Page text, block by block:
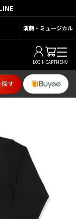
演劇・ミュージカル
LOGIN CARTMENU
探す